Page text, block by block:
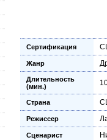
Сертификация
Жанр
Длительность
(мин.)
Страна
Режиссер
Сценарист